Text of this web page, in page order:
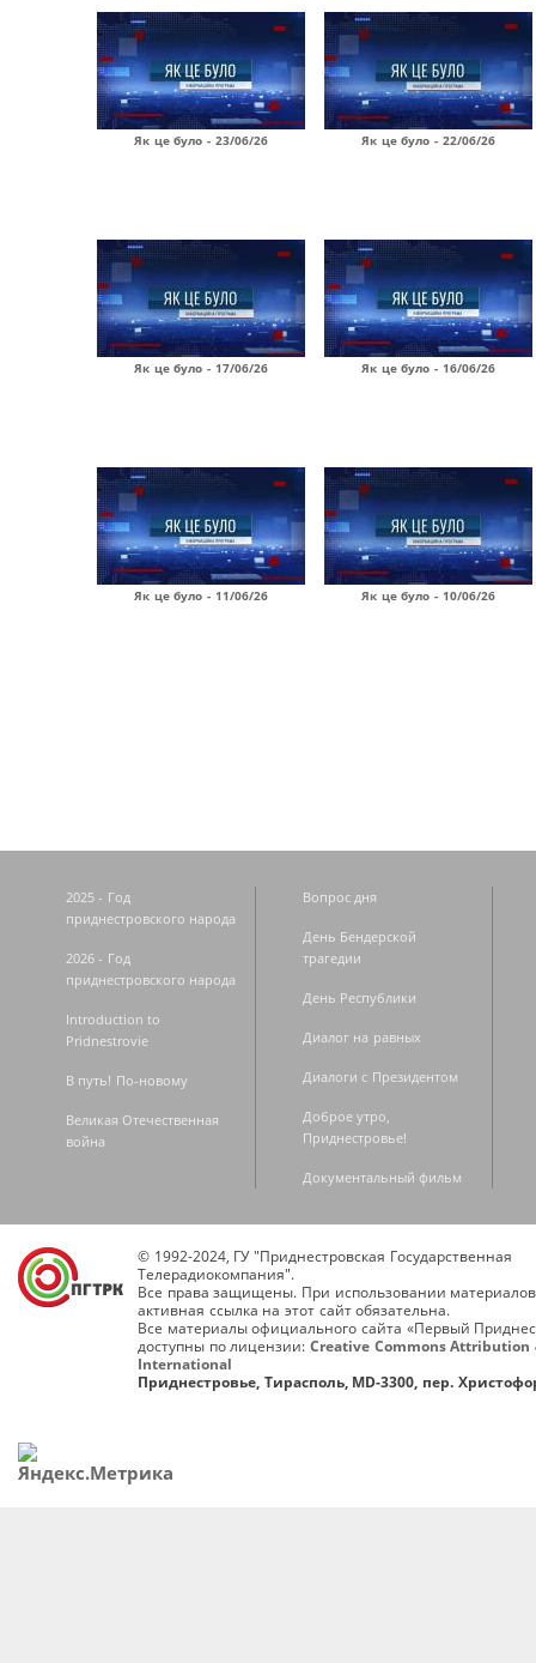
Як це було - 23/06/26 Як це було - 22/06/26
Як це було - 17/06/26 Як це було - 16/06/26
Як це було - 11/06/26 Як це було - 10/06/26
2025 - Год
приднестровского народа
2026 - Год
приднестровского народа
Introduction to
Pridnestrovie
В путь! По-новому
Великая Отечественная
война
Вопрос дня
День Бендерской
трагедии
День Республики
Диалог на равных
Диалоги с Президентом
Доброе утро,
Приднестровье!
Документальный фильм
© 1992-2024, ГУ "Приднестровская Государственная
Телерадиокомпания".
Все права защищены. При использовании
активная ссылка на этот сайт обязательна.
Все материалы официального сайта «Первый
доступны по лицензии: Creative Commons Attribution
International
Приднестровье, Тирасполь, MD-3300, пер.